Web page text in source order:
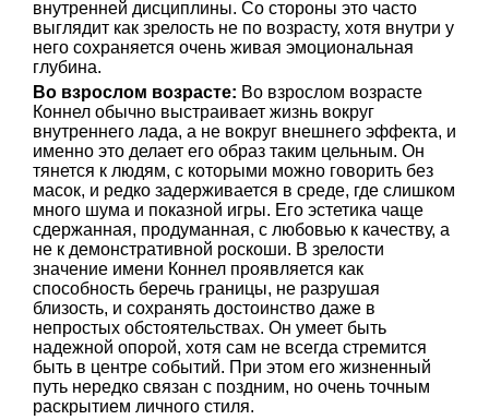
внутренней дисциплины. Со стороны это часто
выглядит как зрелость не по возрасту, хотя внутри у
него сохраняется очень живая эмоциональная
глубина.
Во взрослом возрасте: Во взрослом возрасте
Коннел обычно выстраивает жизнь вокруг
внутреннего лада, а не вокруг внешнего эффекта, и
именно это делает его образ таким цельным. Он
тянется к людям, с которыми можно говорить без
масок, и редко задерживается в среде, где слишком
много шума и показной игры. Его эстетика чаще
сдержанная, продуманная, с любовью к качеству, а
не к демонстративной роскоши. В зрелости
значение имени Коннел проявляется как
способность беречь границы, не разрушая
близость, и сохранять достоинство даже в
непростых обстоятельствах. Он умеет быть
надежной опорой, хотя сам не всегда стремится
быть в центре событий. При этом его жизненный
путь нередко связан с поздним, но очень точным
раскрытием личного стиля.